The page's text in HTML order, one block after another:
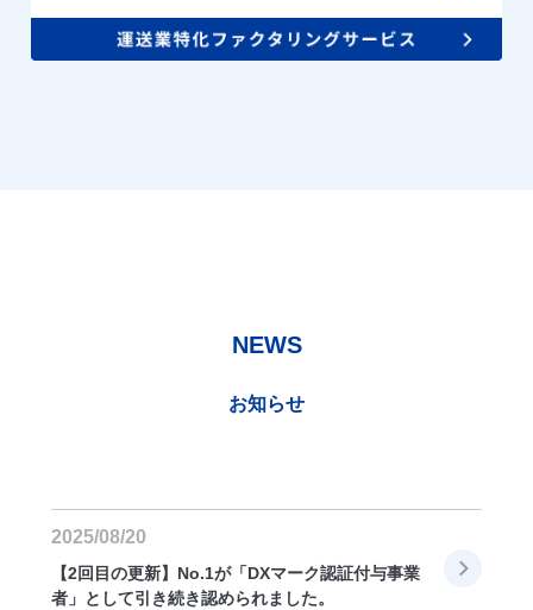
NEWS
お知らせ
2025/08/20
【2回目の更新】No.1が「DXマーク認証付与事業
者」として引き続き認められました。